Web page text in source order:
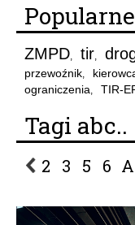
ZMPD, tir,
przewoźnik,
ograniczenia, TIR-
Tagi abc..
2 3 5 6 A